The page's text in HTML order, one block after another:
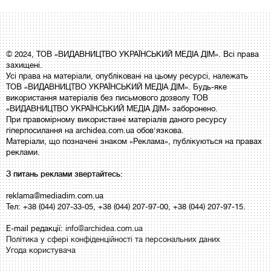
© 2024, ТОВ «ВИДАВНИЦТВО УКРАЇНСЬКИЙ МЕДІА ДІМ». Всі права
захищені.
Усі права на матеріали, опубліковані на цьому ресурсі, належать
ТОВ «ВИДАВНИЦТВО УКРАЇНСЬКИЙ МЕДІА ДІМ». Будь-яке
використання матеріалів без письмового дозволу ТОВ
«ВИДАВНИЦТВО УКРАЇНСЬКИЙ МЕДІА ДІМ» заборонено.
При правомірному використанні матеріалів даного ресурсу
гіперпосилання на archidea.com.ua обов'язкова.
Матеріали, що позначені знаком «Реклама», публікуються на правах
реклами.
З питань реклами звертайтесь:
reklama@mediadim.com.ua
Тел: +38 (044) 207-33-05, +38 (044) 207-97-00, +38 (044) 207-97-15.
E-mail редакції:info@archidea.com.ua
Політика у сфері конфіденційності та персональних даних
Угода користувача